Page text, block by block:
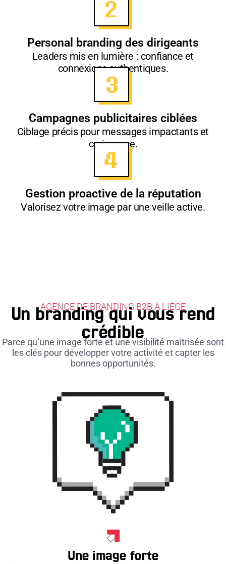
Personal branding des dirigeants
Leaders mis en lumière : confiance et
connexions authentiques.
Campagnes publicitaires ciblées
Ciblage précis pour messages impactants et
croissance.
Gestion proactive de la réputation
Valorisez votre image par une veille active.
AGENCE DE BRANDING B2B À LIÈGE
Un branding qui vous rend
crédible
Parce qu’une image forte et une visibilité maîtrisée sont
les clés pour développer votre activité et capter les
bonnes opportunités.
Une image forte